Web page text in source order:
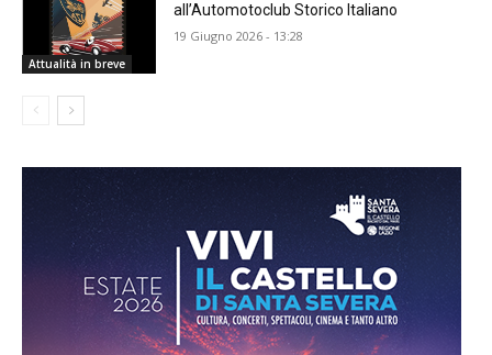
Attualità in breve
all’Automotoclub Storico Italiano
19 Giugno 2026 - 13:28